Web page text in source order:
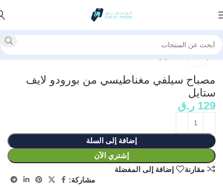
الرئيسية إكسسوارات
انقر للتكبير
مصباح سيلفي مغناطيسي من بورودو لايف
ستايل
129 ر.ق
إضافة إلى السلة
إشتري الآن
مقارنة
إضافة إلى المفضلة
مشاركة: